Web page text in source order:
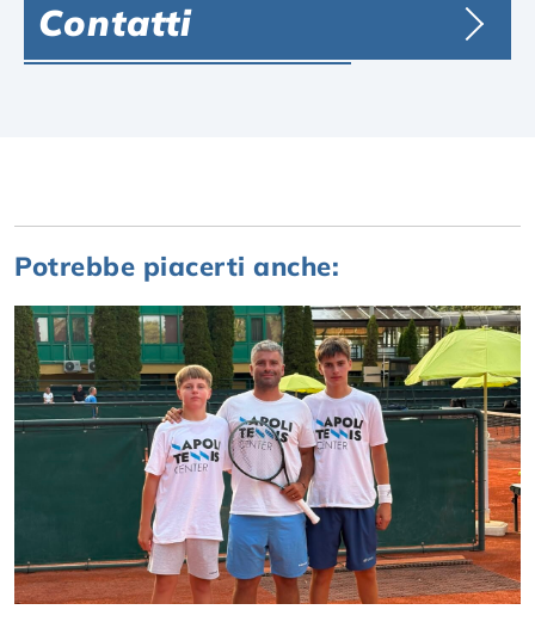
Contatti
Potrebbe piacerti anche: